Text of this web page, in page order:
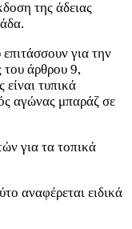
της άδειας
για την
του άρθρου 9,
είναι τυπικά
αγώνας μπαράζ σε
για τα τοπικά
αναφέρεται ειδικά